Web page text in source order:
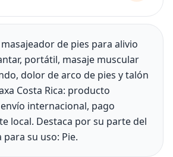
masajeador de pies para alivio
portátil, masaje muscular
dolor de arco de pies y talón
Costa Rica: producto
internacional, pago
local. Destaca por su parte del
su uso: Pie.